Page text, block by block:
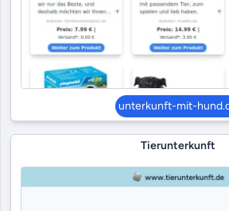
unterkunft-mit-
Tierunterkunft